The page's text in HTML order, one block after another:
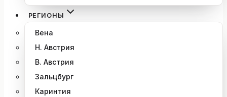
РЕГИОНЫ
Вена
Н. Австрия
В. Австрия
Зальцбург
Каринтия